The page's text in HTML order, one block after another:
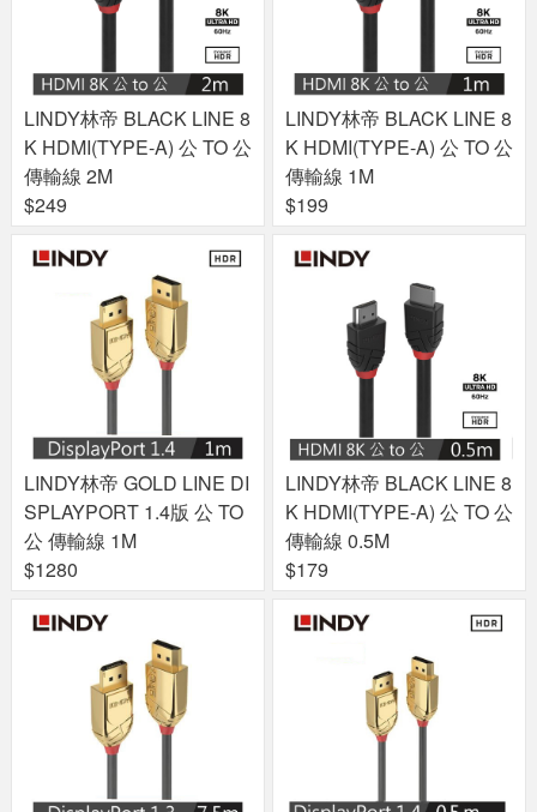
LINDY林帝 BLACK LINE 8
K HDMI(TYPE-A) 公 TO 公
傳輸線 2M
$249
LINDY林帝 BLACK LINE 8
K HDMI(TYPE-A) 公 TO 公
傳輸線 1M
$199
LINDY林帝 GOLD LINE DI
SPLAYPORT 1.4版 公 TO
公 傳輸線 1M
$1280
LINDY林帝 BLACK LINE 8
K HDMI(TYPE-A) 公 TO 公
傳輸線 0.5M
$179